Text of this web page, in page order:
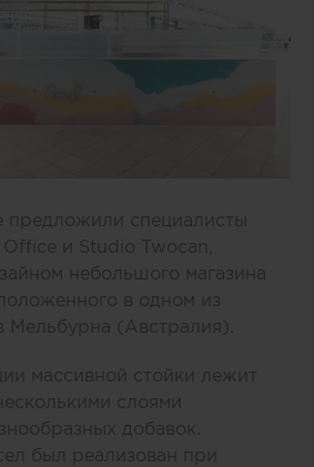
специалисты
и Studio Twocan,
небольшого магазина
в одном из
Мельбурна (Австралия).
массивной стойки лежит
слоями
добавок.
был реализован при